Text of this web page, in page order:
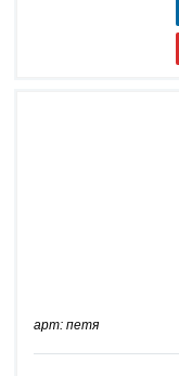
арт: петя